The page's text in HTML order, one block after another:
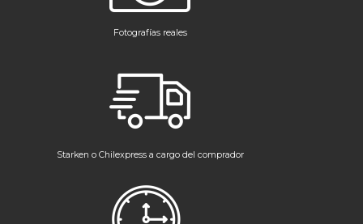
Fotografías reales
Starken o Chilexpress a cargo del comprador